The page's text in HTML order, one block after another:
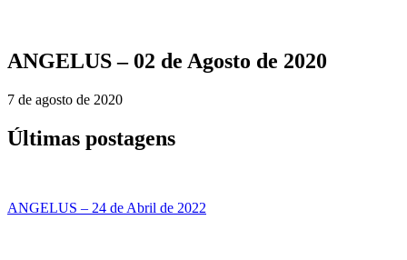
ANGELUS – 02 de Agosto de 2020
7 de agosto de 2020
Últimas postagens
ANGELUS – 24 de Abril de 2022